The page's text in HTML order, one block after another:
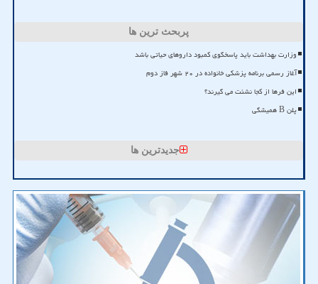
پربحث ترین ها
وزارت بهداشت باید پاسخگوی کمبود داروهای حیاتی باشد
آغاز رسمی برنامه پزشکی خانواده در ۲۰ شهر فاز دوم
این فرها از کجا نشئت می گیرند؟
پلن B همیشگی
جدیدترین ها